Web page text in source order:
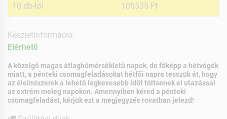
10 db-tól
105535 Ft
Készletinformáció:
Elérhetõ
A közelgő magas átlaghőmérsékletű napok, de főképp a hétvégék
miatt, a pénteki csomagfeladásokat hétfői napra tesszük át, hogy
az élelmiszerek a lehető legkevesebb időt töltsenek el utazással
az extrém meleg napokon. Amennyiben kéred a pénteki
csomagfeladást, kérjük ezt a megjegyzés rovatban jelezd!